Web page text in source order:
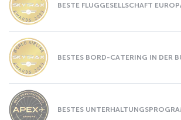
BESTE FLUGGESELLSCHAFT
BESTES BORD-CATERING IN DER
BESTES